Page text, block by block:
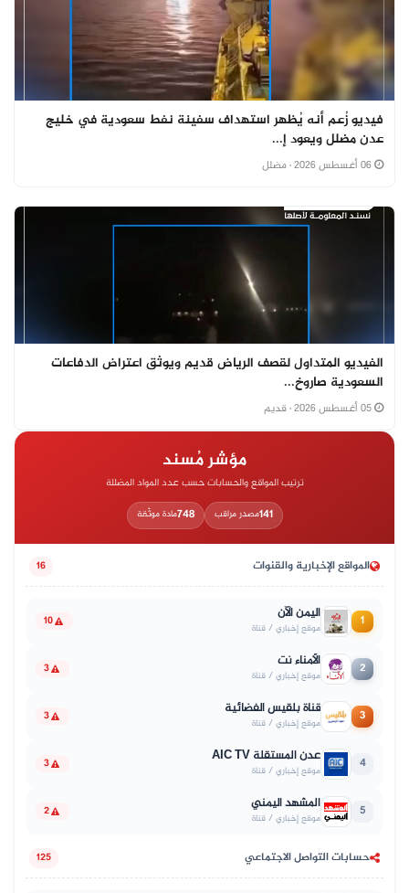
فيديو زُعم أنه يُظهر استهداف سفينة نفط سعودية في خليج
عدن مضلل ويعود إ...
· مضلل
الفيديو المتداول لقصف الرياض قديم ويوثق اعتراض الدفاعات
السعودية صاروخ...
· قديم
مؤشر مُسند
ترتيب المواقع والحسابات حسب عدد المواد المضللة
141مصدر مراقب 748مادة موثّقة
المواقع الإخبارية والقنوات 16
1 اليمن الآن
موقع إخباري / قناة 10
2 الأمناء نت
موقع إخباري / قناة 3
3 قناة بلقيس الفضائية
موقع إخباري / قناة 3
4 عدن المستقلة AIC TV
موقع إخباري / قناة 3
5 المشهد اليمني
موقع إخباري / قناة 2
حسابات التواصل الاجتماعي 125